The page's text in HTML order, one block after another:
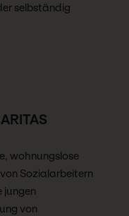
selbständig
wohnungslose
Sozialarbeitern
von